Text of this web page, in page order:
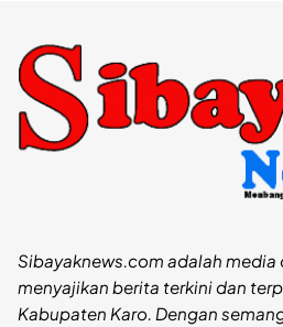
Sibayaknews.com adalah media
menyajikan berita terkini dan
Kabupaten Karo. Dengan